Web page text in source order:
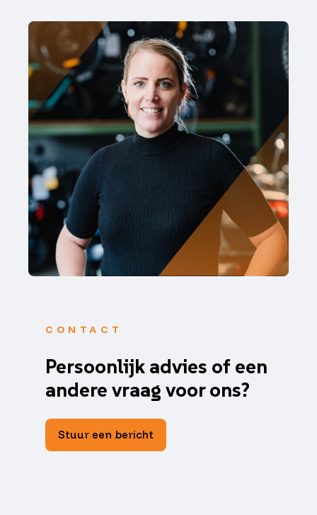
CONTACT
Persoonlijk advies of een
andere vraag voor ons?
Stuur een bericht